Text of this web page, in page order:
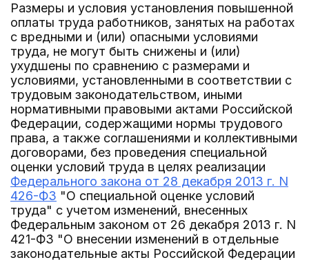
Размеры и условия установления повышенной
оплаты труда работников, занятых на работах
с вредными и (или) опасными условиями
труда, не могут быть снижены и (или)
ухудшены по сравнению с размерами и
условиями, установленными в соответствии с
трудовым законодательством, иными
нормативными правовыми актами Российской
Федерации, содержащими нормы трудового
права, а также соглашениями и коллективными
договорами, без проведения специальной
оценки условий труда в целях реализации
Федерального закона от 28 декабря 2013 г. N
426-ФЗ "О специальной оценке условий
труда" с учетом изменений, внесенных
Федеральным законом от 26 декабря 2013 г. N
421-ФЗ "О внесении изменений в отдельные
законодательные акты Российской Федерации